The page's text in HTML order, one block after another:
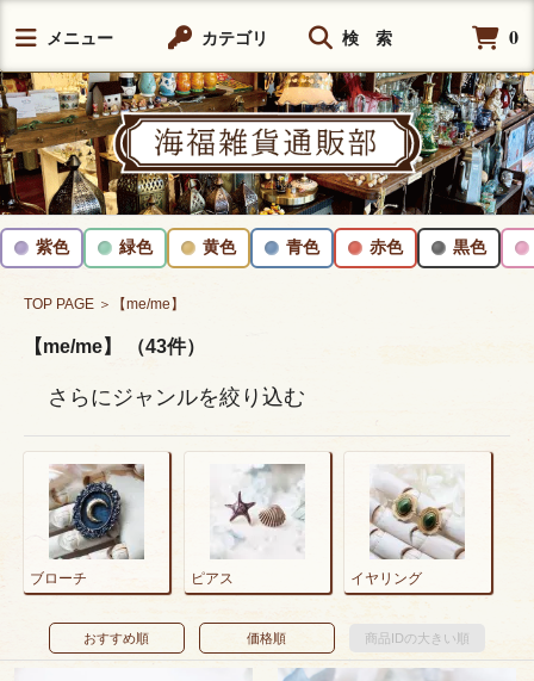
メニュー カテゴリ 検 索 0
紫色 緑色 黄色 青色 赤色 黒色
TOP PAGE ＞【me/me】
【me/me】 （43件）
さらにジャンルを絞り込む
ブローチ ピアス イヤリング
おすすめ順 価格順 商品IDの大きい順